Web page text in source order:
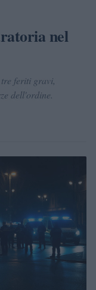
nel
feriti gravi,
dell'ordine.